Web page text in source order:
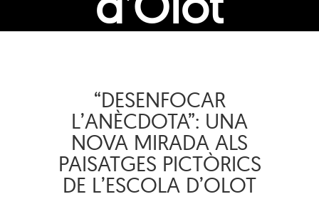
“DESENFOCAR
L’ANÈCDOTA”: UNA
NOVA MIRADA ALS
PAISATGES PICTÒRICS
DE L’ESCOLA D’OLOT